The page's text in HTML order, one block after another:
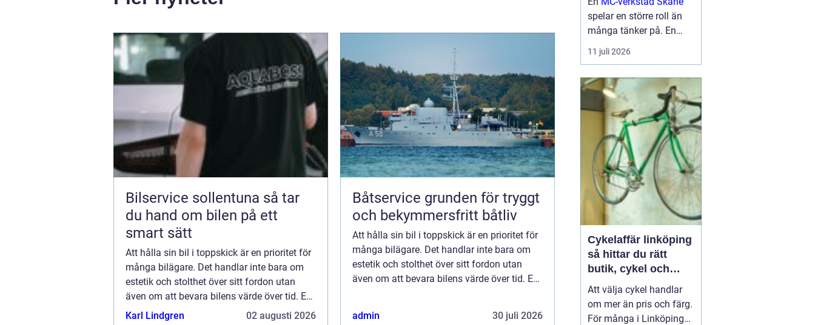
Bilservice sollentuna så tar
du hand om bilen på ett
smart sätt
Att hålla sin bil i toppskick är en prioritet för
många bilägare. Det handlar inte bara om
estetik och stolthet över sitt fordon utan
även om att bevara bilens värde över tid. En
av de mest utsatta delar...
Karl Lindgren 02 augusti 2026
Båtservice grunden för tryggt
och bekymmersfritt båtliv
Att hålla sin bil i toppskick är en prioritet för
många bilägare. Det handlar inte bara om
estetik och stolthet över sitt fordon utan
även om att bevara bilens värde över tid. En
admin
30 juli 2026
spelar en större roll än
många tänker på. En
välskött hoj är inte bara
en fråga om körglädje,
ekonomi och livslängd
på din motorcykel. För
den som kör mycket...
11 juli 2026
Cykelaffär linköping
så hittar du rätt
butik, cykel och
service
Att välja cykel handlar
om mer än pris och färg.
För många i Linköping